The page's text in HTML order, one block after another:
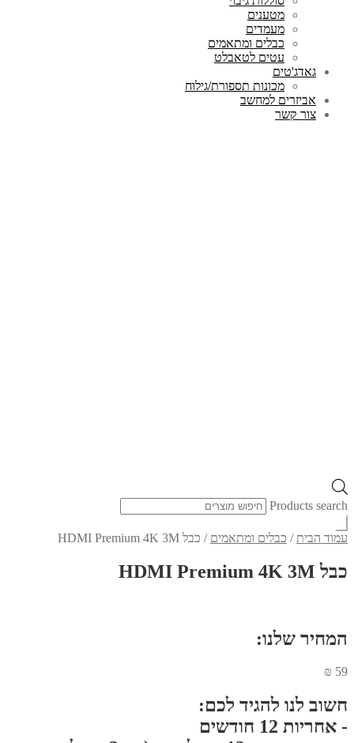
מטענים
מעמדים
כבלים ומתאמים
עטים לטאבלט
גאדג'טים
מכונות תספורת/גילוח
אביזרים למחשב
צור קשר
Products search
עמוד הבית / כבלים ומתאמים / כבל HDMI Premium 4K 3M
כבל HDMI Premium 4K 3M
המחיר שלנו:
₪ 59
חשוב לנו להגיד לכם:
- אחריות 12 חודשים